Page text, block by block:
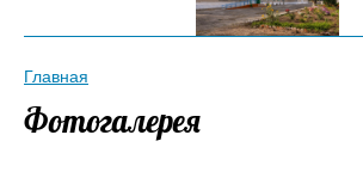
Главная
Фотогалерея